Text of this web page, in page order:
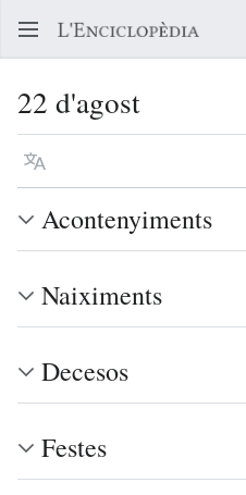
22 d'agost
Llegir en un atre idioma
Acontenyiments
Naiximents
Decesos
Festes